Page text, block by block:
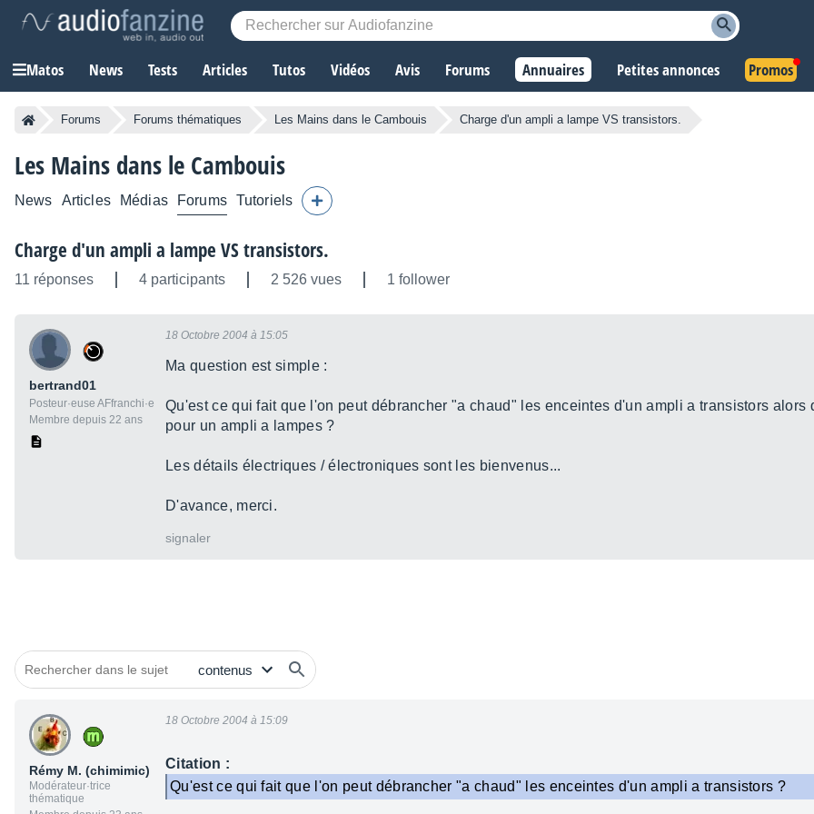
Matos News Tests Articles Tutos Vidéos Avis Forums Annuaires Petites annonces Promos
Forums Forums thématiques Les Mains dans le Cambouis Charge d'un ampli a lampe VS transistors.
Les Mains dans le Cambouis
News Articles Médias Forums Tutoriels
Charge d'un ampli a lampe VS transistors.
11 réponses 4 participants 2 526 vues 1 follower
bertrand01
Posteur·euse AFfranchi·e
Membre depuis 22 ans
18 Octobre 2004 à 15:05
Ma question est simple :
Qu'est ce qui fait que l'on peut débrancher "a chaud" les enceintes d'un ampli a transistors alors
pour un ampli a lampes ?
Les détails électriques / électroniques sont les bienvenus...
D'avance, merci.
signaler
Rémy M. (chimimic)
Modérateur·trice
thématique
18 Octobre 2004 à 15:09
Citation :
Qu'est ce qui fait que l'on peut débrancher "a chaud" les enceintes d'un ampli a transistors ?